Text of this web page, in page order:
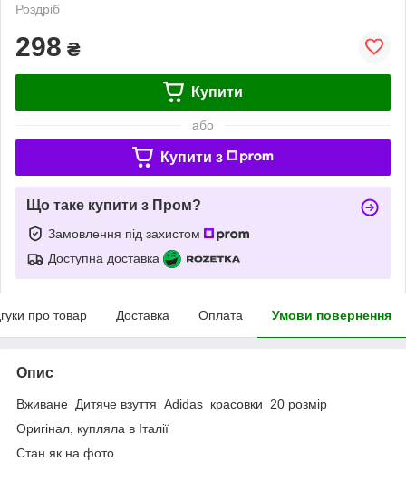
Роздріб
298 ₴
Купити
або
Купити з
Що таке купити з Пром?
Замовлення під захистом
Доступна доставка
про товар Доставка Оплата Умови повернення
Опис
Вживане Дитяче взуття Adidas красовки 20 розмір
Оригінал, купляла в Італії
Стан як на фото